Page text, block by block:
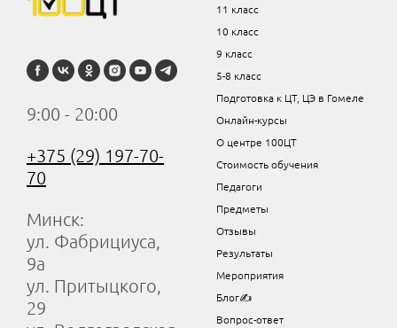
9:00 - 20:00
+375 (29) 197-70-
70
Минск:
ул. Фабрициуса,
9а
ул. Притыцкого,
29
11 класс
10 класс
9 класс
5-8 класс
Подготовка к ЦТ, ЦЭ в Гомеле
Онлайн-курсы
О центре 100ЦТ
Стоимость обучения
Педагоги
Предметы
Отзывы
Результаты
Мероприятия
Блог✍
Вопрос-ответ